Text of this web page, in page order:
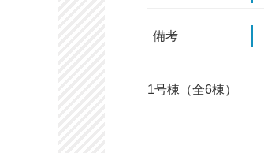
備考
1号棟（全6棟）